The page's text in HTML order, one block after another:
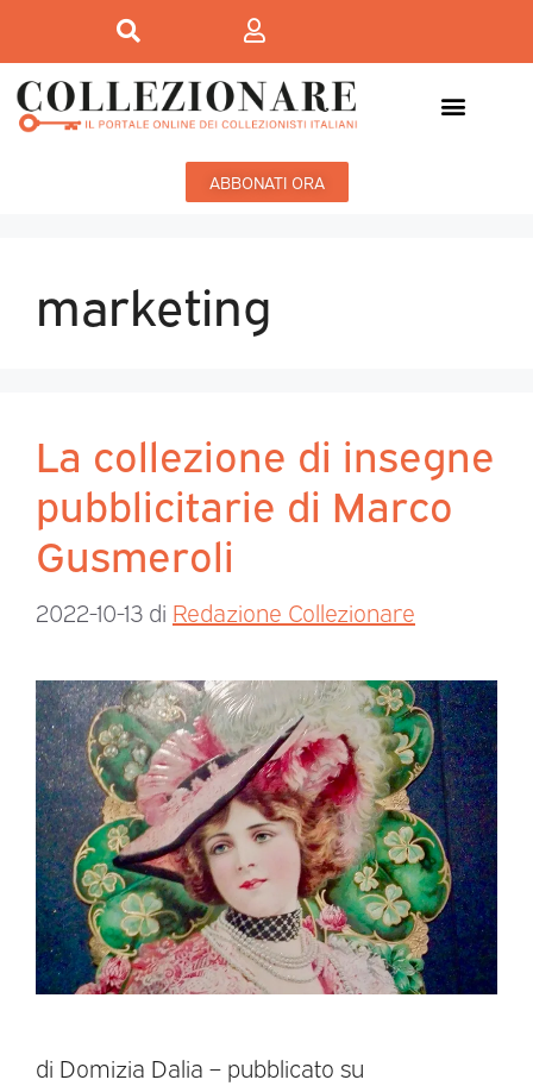
ABBONATI ORA
marketing
La collezione di insegne
pubblicitarie di Marco
Gusmeroli
2022-10-13 di Redazione Collezionare
di Domizia Dalia – pubblicato su